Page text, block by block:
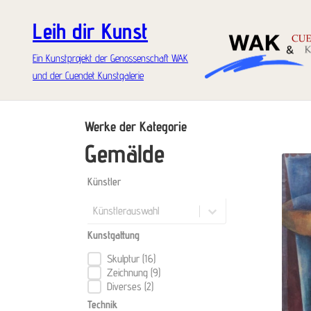
Leih dir Kunst
Ein Kunstprojekt der Genossenschaft WAK
und der Cuendet Kunstgalerie
Werke der Kategorie
Gemälde
Künstler
Künstler
Künstler
Kunstgattung
Kunstgattung
Skulptur (16)
Zeichnung (9)
Diverses (2)
Technik